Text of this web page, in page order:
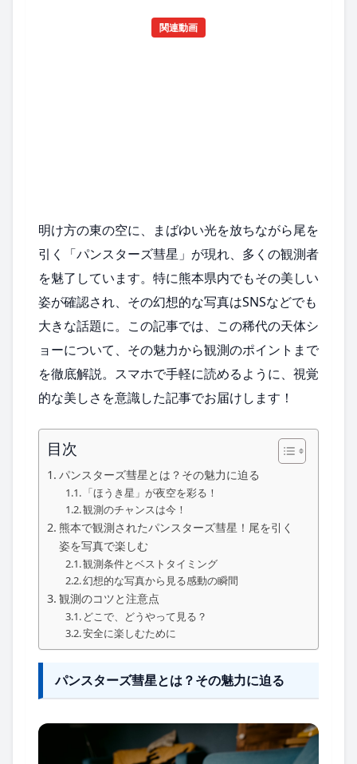
関連動画
明け方の東の空に、まばゆい光を放ちながら尾を
引く「パンスターズ彗星」が現れ、多くの観測者
を魅了しています。特に熊本県内でもその美しい
姿が確認され、その幻想的な写真はSNSなどでも
大きな話題に。この記事では、この稀代の天体シ
ョーについて、その魅力から観測のポイントまで
を徹底解説。スマホで手軽に読めるように、視覚
的な美しさを意識した記事でお届けします！
目次
パンスターズ彗星とは？その魅力に迫る
「ほうき星」が夜空を彩る！
観測のチャンスは今！
熊本で観測されたパンスターズ彗星！尾を引く
姿を写真で楽しむ
観測条件とベストタイミング
幻想的な写真から見る感動の瞬間
観測のコツと注意点
どこで、どうやって見る？
安全に楽しむために
パンスターズ彗星とは？その魅力に迫る